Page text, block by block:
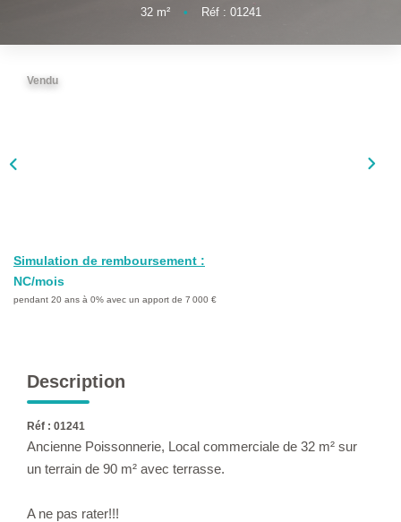
GESTION
32m² • Réf : 01241
Vendu
Simulation de remboursement :
NC/mois
pendant 20 ans à 0% avec un apport de 7 000 €
Description
Réf : 01241
Ancienne Poissonnerie, Local commerciale de 32 m² sur
un terrain de 90 m² avec terrasse.
A ne pas rater!!!